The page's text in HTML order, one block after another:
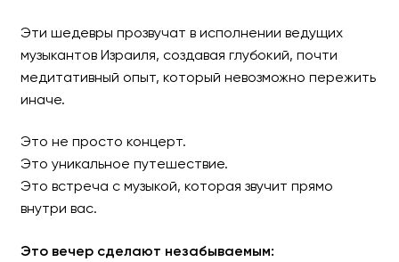
Эти шедевры прозвучат в исполнении ведущих
музыкантов Израиля, создавая глубокий, почти
медитативный опыт, который невозможно пережить
иначе.
Это не просто концерт.
Это уникальное путешествие.
Это встреча с музыкой, которая звучит прямо
внутри вас.
Это вечер сделают незабываемым: